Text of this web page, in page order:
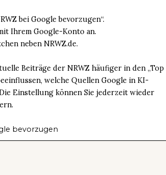
bei Google bevorzugen“.
Ihrem Google-Konto an.
neben NRWZ.de.
Beiträge der NRWZ häufiger in den „Top
welche Quellen Google in KI-
Einstellung können Sie jederzeit wieder
bevorzugen